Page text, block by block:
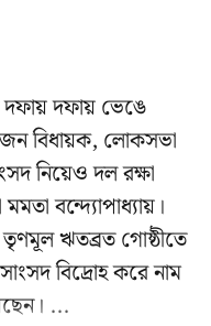
দফায় ভেঙে
বিধায়ক, লোকসভা
নিয়েও দল রক্ষা
বন্দ্যোপাধ্যায়।
ঋতব্রত গোষ্ঠীতে
বিদ্রোহ করে নাম
...